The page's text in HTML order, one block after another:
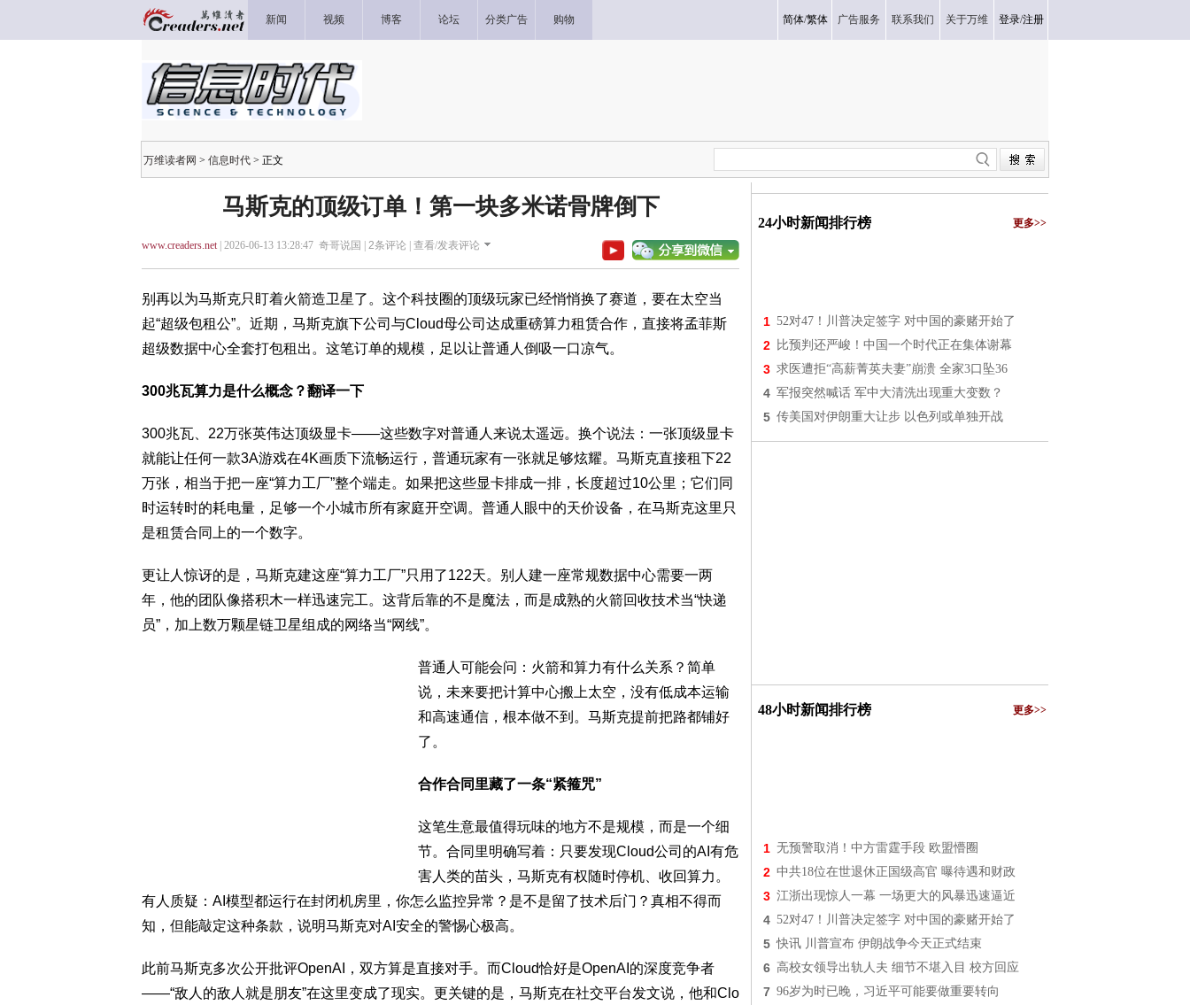
新闻 视频 博客 论坛 分类广告 购物 简体/繁体 广告服务 联系我们 关于万维 登录/注册
万维读者网 > 信息时代 > 正文
马斯克的顶级订单！第一块多米诺骨牌倒下
www.creaders.net| 2026-06-13 13:28:47 奇哥说国 | 2条评论 | 查看/发表评论
别再以为马斯克只盯着火箭造卫星了。这个科技圈的顶级玩家已经悄悄换了赛道，要在太空当
起“超级包租公”。近期，马斯克旗下公司与Cloud母公司达成重磅算力租赁合作，直接将孟菲斯
超级数据中心全套打包租出。这笔订单的规模，足以让普通人倒吸一口凉气。
300兆瓦算力是什么概念？翻译一下
300兆瓦、22万张英伟达顶级显卡——这些数字对普通人来说太遥远。换个说法：一张顶级显卡
就能让任何一款3A游戏在4K画质下流畅运行，普通玩家有一张就足够炫耀。马斯克直接租下22
万张，相当于把一座“算力工厂”整个端走。如果把这些显卡排成一排，长度超过10公里；它们同
时运转时的耗电量，足够一个小城市所有家庭开空调。普通人眼中的天价设备，在马斯克这里只
是租赁合同上的一个数字。
更让人惊讶的是，马斯克建这座“算力工厂”只用了122天。别人建一座常规数据中心需要一两
年，他的团队像搭积木一样迅速完工。这背后靠的不是魔法，而是成熟的火箭回收技术当“快递
员”，加上数万颗星链卫星组成的网络当“网线”。
普通人可能会问：火箭和算力有什么关系？简单
说，未来要把计算中心搬上太空，没有低成本运输
和高速通信，根本做不到。马斯克提前把路都铺好
了。
合作合同里藏了一条“紧箍咒”
这笔生意最值得玩味的地方不是规模，而是一个细
节。合同里明确写着：只要发现Cloud公司的AI有危
害人类的苗头，马斯克有权随时停机、收回算力。
有人质疑：AI模型都运行在封闭机房里，你怎么监控异常？是不是留了技术后门？真相不得而
知，但能敲定这种条款，说明马斯克对AI安全的警惕心极高。
此前马斯克多次公开批评OpenAI，双方算是直接对手。而Cloud恰好是OpenAI的深度竞争者
——“敌人的敌人就是朋友”在这里变成了现实。更关键的是，马斯克在社交平台发文说，他和Clo
24小时新闻排行榜 更多>>
1 52对47！川普决定签字 对中国的豪赌开始了
2 比预判还严峻！中国一个时代正在集体谢幕
3 求医遭拒“高薪菁英夫妻”崩溃 全家3口坠36
4 军报突然喊话 军中大清洗出现重大变数？
5 传美国对伊朗重大让步 以色列或单独开战
48小时新闻排行榜 更多>>
1 无预警取消！中方雷霆手段 欧盟懵圈
2 中共18位在世退休正国级高官 曝待遇和财政
3 江浙出现惊人一幕 一场更大的风暴迅速逼近
4 52对47！川普决定签字 对中国的豪赌开始了
5 快讯 川普宣布 伊朗战争今天正式结束
6 高校女领导出轨人夫 细节不堪入目 校方回应
7 96岁为时已晚，习近平可能要做重要转向